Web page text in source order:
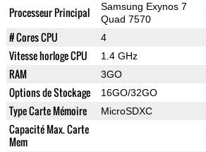
Processeur Principal
Samsung Exynos 7
Quad 7570
# Cores CPU 4
Vitesse horloge CPU 1.4 GHz
RAM 3GO
Options de Stockage 16GO/32GO
Type Carte Mémoire MicroSDXC
Capacité Max. Carte
Mem